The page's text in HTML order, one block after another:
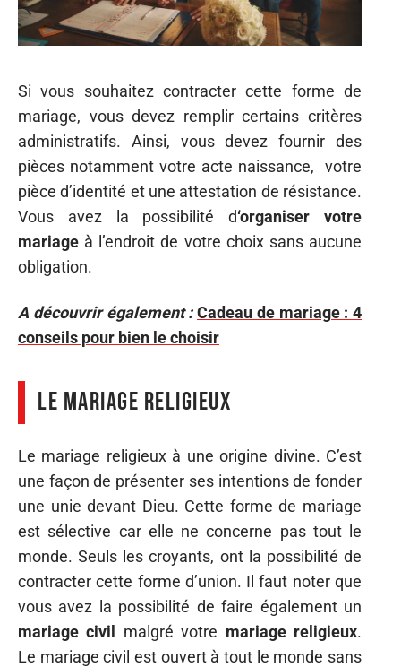
Si vous souhaitez contracter cette forme de
mariage, vous devez remplir certains critères
administratifs. Ainsi, vous devez fournir des
pièces notamment votre acte naissance, votre
pièce d’identité et une attestation de résistance.
Vous avez la possibilité d‘organiser votre
mariage à l’endroit de votre choix sans aucune
obligation.
A découvrir également : Cadeau de mariage : 4
conseils pour bien le choisir
Le mariage religieux
Le mariage religieux à une origine divine. C’est
une façon de présenter ses intentions de fonder
une unie devant Dieu. Cette forme de mariage
est sélective car elle ne concerne pas tout le
monde. Seuls les croyants, ont la possibilité de
contracter cette forme d’union. Il faut noter que
vous avez la possibilité de faire également un
mariage civil
malgré votre mariage religieux.
Le mariage civil est ouvert à tout le monde sans